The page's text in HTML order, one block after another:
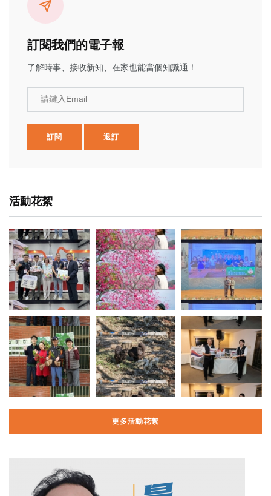
訂閱我們的電子報
了解時事、接收新知、在家也能當個知識通！
請鍵入Email
訂閱 退訂
活動花絮
更多活動花絮